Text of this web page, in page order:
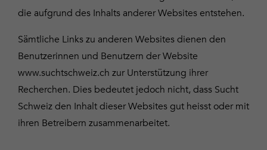
die aufgrund des Inhalts anderer Websites entstehen.
Sämtliche Links zu anderen Websites dienen den
Benutzerinnen und Benutzern der Website
www.suchtschweiz.ch zur Unterstützung ihrer
Recherchen. Dies bedeutet jedoch nicht, dass Sucht
Schweiz den Inhalt dieser Websites gut heisst oder mit
ihren Betreibern zusammenarbeitet.